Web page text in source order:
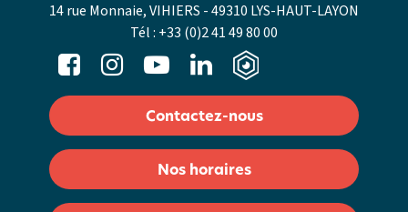
14 rue Monnaie, VIHIERS - 49310 LYS-HAUT-LAYON
Tél : +33 (0)2 41 49 80 00
Contactez-nous
Nos horaires